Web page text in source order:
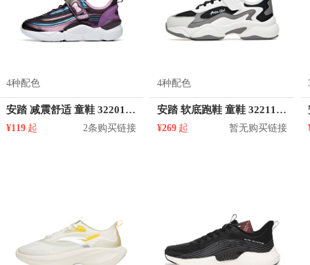
4种配色
安踏 减震舒适 童鞋 322015506
¥119 起 2条购买链接
4种配色
安踏 软底跑鞋 童鞋 322118820
¥269 起 暂无购买链接